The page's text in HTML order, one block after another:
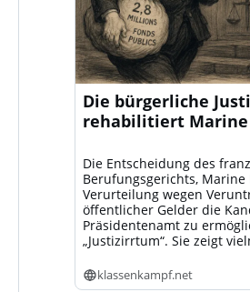
Die bürgerliche
rehabilitiert Marine
Die Entscheidung des
Berufungsgerichts,
Verurteilung wegen
öffentlicher Gelder die
Präsidentenamt zu
„Justizirrtum“. Sie zeigt
klassenkampf.net